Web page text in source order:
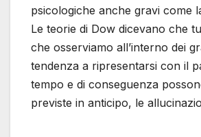
psicologiche anche gravi come
Le teorie di Dow dicevano che
che osserviamo all’interno dei
tendenza a ripresentarsi con il
tempo e di conseguenza
previste in anticipo, le